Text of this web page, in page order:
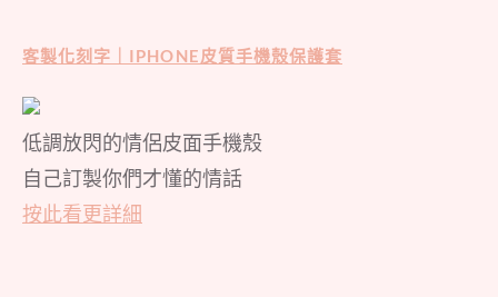
客製化刻字｜IPHONE皮質手機殼保護套
低調放閃的情侶皮面手機殼
自己訂製你們才懂的情話
按此看更詳細